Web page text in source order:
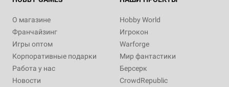
О магазине
Франчайзинг
Игры оптом
Корпоративные подарки
Работа у нас
Новости
Hobby World
Игрокон
Warforge
Мир фантастики
Берсерк
CrowdRepublic